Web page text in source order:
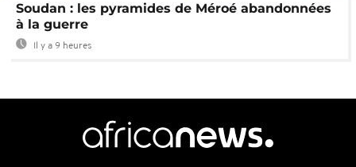
Soudan : les pyramides de Méroé abandonnées
à la guerre
Il y a 9 heures